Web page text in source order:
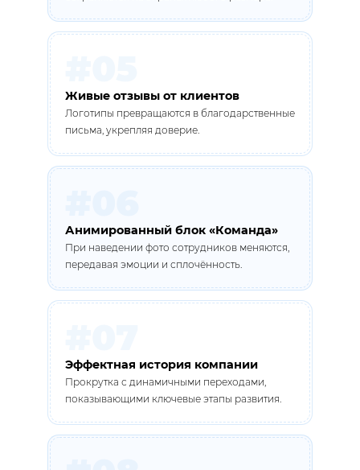
Живые отзывы от клиентов
Логотипы превращаются в благодарственные
письма, укрепляя доверие.
Анимированный блок «Команда»
При наведении фото сотрудников меняются,
передавая эмоции и сплочённость.
Эффектная история компании
Прокрутка с динамичными переходами,
показывающими ключевые этапы развития.